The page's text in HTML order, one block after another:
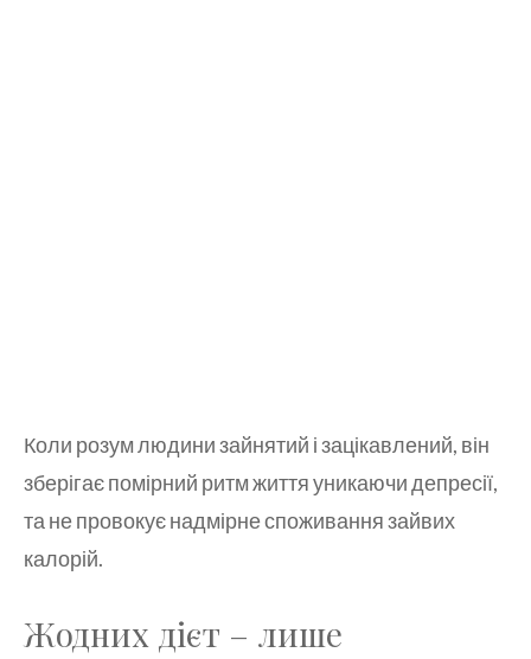
Коли розум людини зайнятий і зацікавлений, він
зберігає помірний ритм життя уникаючи депресії,
та не провокує надмірне споживання зайвих
калорій.
Жодних дієт – лише